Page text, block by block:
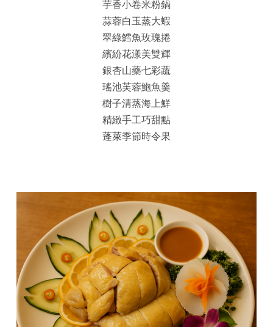
芋香小卷米粉鍋
蒜蓉白玉蒸大蝦
翠綠鱈魚玫瑰捲
繽紛花漾美雙輝
銀杏山藥七彩蔬
瑤池芙蓉鮑魚羹
樹子清蒸海上鮮
精緻手工巧甜點
蓬萊季節時令果